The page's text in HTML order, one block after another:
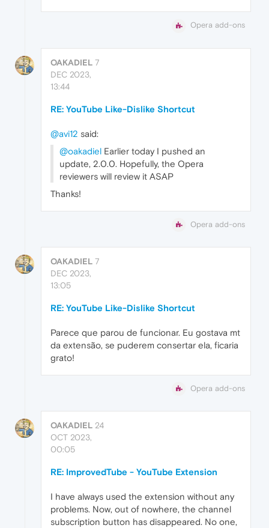
Opera add-ons
OAKADIEL 7
DEC 2023,
13:44
RE: YouTube Like-Dislike Shortcut
@avi12 said:
@oakadiel Earlier today I pushed an
update, 2.0.0. Hopefully, the Opera
reviewers will review it ASAP
Thanks!
Opera add-ons
OAKADIEL 7
DEC 2023,
13:05
RE: YouTube Like-Dislike Shortcut
Parece que parou de funcionar. Eu gostava mt
da extensão, se puderem consertar ela, ficaria
grato!
Opera add-ons
OAKADIEL 24
OCT 2023,
00:05
RE: ImprovedTube - YouTube Extension
I have always used the extension without any
problems. Now, out of nowhere, the channel
subscription button has disappeared. No one,